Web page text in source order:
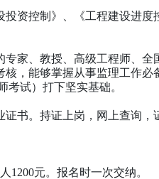
资控制》、《工程建设进度
家、教授、高级工程师、全
，能够掌握从事监理工作必
试）打下坚实基础。
书。持证上岗，网上查询，
1200元。报名时一次交纳。